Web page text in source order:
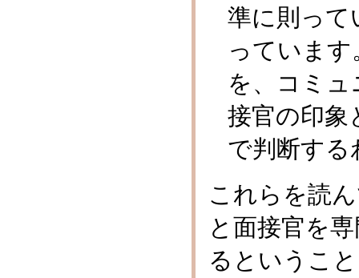
準に則って
っていま
を、コミ
接官の印象
で判断する
これらを読
と面接官を
るというこ